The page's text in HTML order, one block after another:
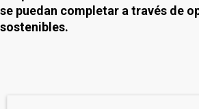
se puedan completar a través de
sostenibles.